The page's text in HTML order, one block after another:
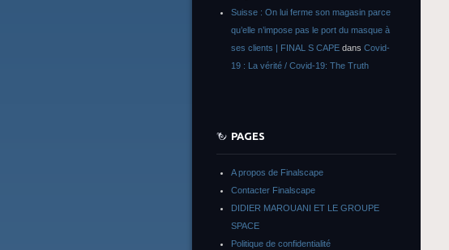
Suisse : On lui ferme son magasin parce
qu’elle n’impose pas le port du masque à
ses clients | FINAL S CAPE dans Covid-
19 : La vérité / Covid-19: The Truth
PAGES
A propos de Finalscape
Contacter Finalscape
DIDIER MAROUANI ET LE GROUPE
SPACE
Politique de confidentialité